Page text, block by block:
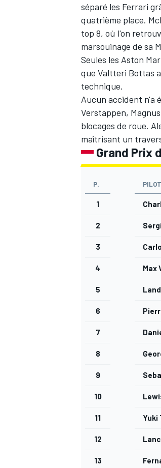
séparé les Ferrari
quatrième place.
top 8, où l'on
marsouinage de sa
Seules les Aston
que Valtteri Bottas
technique.
Aucun accident n'a
Verstappen,
blocages de roue.
maîtrisant un
Grand Prix
P.
1
2
3
4 Max
5
6
7
8
9
10
11 Yuki
12
13